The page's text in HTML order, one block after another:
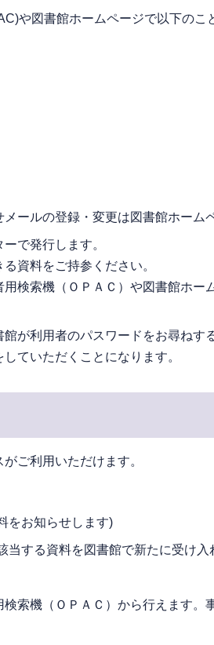
や図書館ホームページで以下のこ
ールの登録・変更は図書館ホーム
で発行します。
資料をご持参ください。
検索機（ＯＰＡＣ）や図書館ホー
が利用者のパスワードをお尋ねす
ていただくことになります。
ご利用いただけます。
をお知らせします)
当する資料を図書館で新たに受け
索機（ＯＰＡＣ）から行えます。